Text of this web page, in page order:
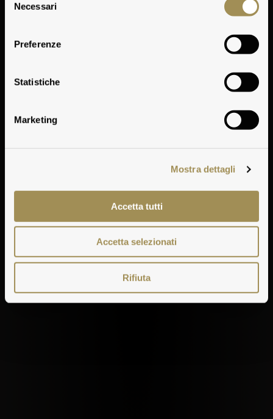
delNecessari
Preferenze
Statistiche
Marketing
Mostra dettagli
Accetta tutti
Accetta selezionati
Rifiuta
Premi all'Annata